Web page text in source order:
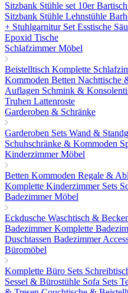
Sitzbank Stühle set 10er
Sitzbank Stühle Lehnstühle
+ Stuhlgarnitur Set Esstische
Epoxid Tische
Schlafzimmer Möbel
Beistelltisch Komplette
Kommoden Betten Nachttische
Auflagen Schmink &
Truhen Lattenroste
Garderoben & Schränke
Garderoben Sets Wand &
Schuhschränke & Kommoden
Kinderzimmer Möbel
Betten Kommoden Regale &
Komplette Kinderzimmer Sets
Badezimmer Möbel
Eckdusche Waschtisch &
BadezimmerKomplette
Duschtassen Badezimmer
Büromöbel
Komplette Büro Sets
Sessel & Bürostühle Sofa Sets